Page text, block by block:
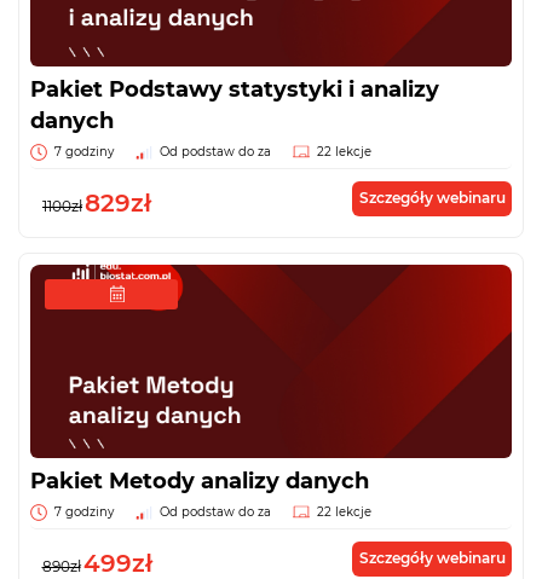
Pakiet Podstawy statystyki i analizy
danych
7 godziny Od podstaw do za 22 lekcje
1100zł829zł Szczegóły webinaru
Pakiet Metody analizy danych
7 godziny Od podstaw do za 22 lekcje
890zł499zł Szczegóły webinaru